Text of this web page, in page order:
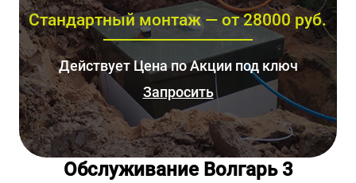
Стандартный монтаж — от 28000 руб.
Действует Цена по Акции под ключ
Запросить
Обслуживание Волгарь 3